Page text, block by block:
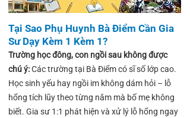
Tại Sao Phụ Huynh Bà Điểm Cần Gia
Sư Dạy Kèm 1 Kèm 1?
Trường học đông, con ngồi sau không được
chú ý:Các trường tại Bà Điểm có sĩ số lớp cao.
Học sinh yếu hay ngồi im không dám hỏi – lỗ
hổng tích lũy theo từng năm mà bố mẹ không
biết. Gia sư 1:1 phát hiện và xử lý lỗ hổng ngay